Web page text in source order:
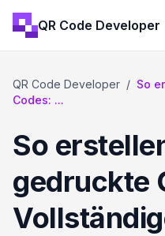
QR Code Developer
QR Code Developer / So
Codes: ...
So
gedruckte